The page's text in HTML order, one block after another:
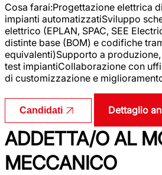
Cosa farai:Progettazione elettrica
impianti automatizzatiSviluppo
elettrico (EPLAN, SPAC, SEE
distinte base (BOM) e codifiche
equivalenti)Supporto a
test impiantiCollaborazione con
di customizzazione e
Candidati Dettaglio
ADDETTA/O AL
MECCANICO